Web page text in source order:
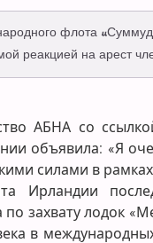
флота
реакцией на арест
АБНА со
объявила: «Я
силами в
Ирландии
захвату лодок
в